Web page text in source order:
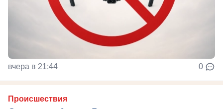
вчера в 21:44 0
Происшествия